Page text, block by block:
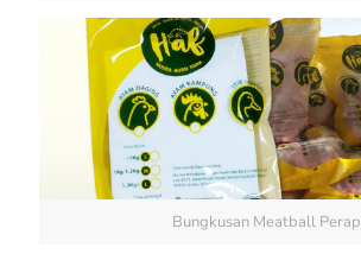
Bungkusan Meatball Perap